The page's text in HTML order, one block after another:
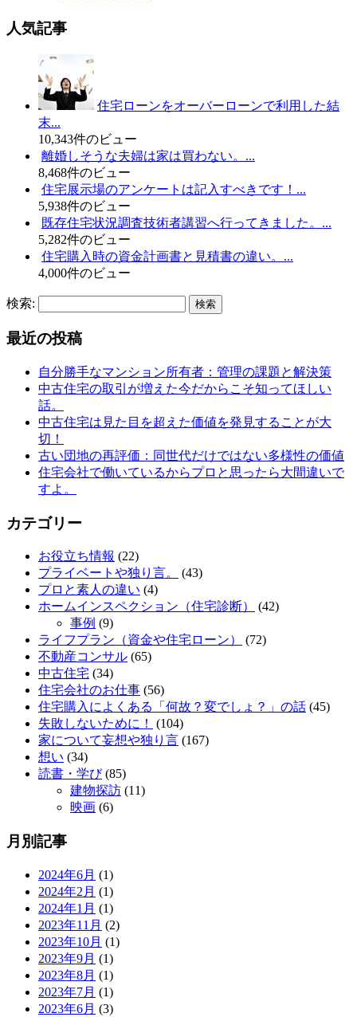
人気記事
住宅ローンをオーバーローンで利用した結
末...
10,343件のビュー
離婚しそうな夫婦は家は買わない。...
8,468件のビュー
住宅展示場のアンケートは記入すべきです！...
5,938件のビュー
既存住宅状況調査技術者講習へ行ってきました。...
5,282件のビュー
住宅購入時の資金計画書と見積書の違い。...
4,000件のビュー
検索:
最近の投稿
自分勝手なマンション所有者：管理の課題と解決策
中古住宅の取引が増えた今だからこそ知ってほしい
話。
中古住宅は見た目を超えた価値を発見することが大
切！
古い団地の再評価：同世代だけではない多様性の価値
住宅会社で働いているからプロと思ったら大間違いで
すよ。
カテゴリー
お役立ち情報 (22)
プライベートや独り言。
(43)
プロと素人の違い (4)
ホームインスペクション（住宅診断）
(42)
事例 (9)
ライフプラン（資金や住宅ローン）
(72)
不動産コンサル (65)
中古住宅 (34)
住宅会社のお仕事 (56)
住宅購入によくある「何故？変でしょ？」の話 (45)
失敗しないために！
(104)
家について妄想や独り言 (167)
想い (34)
読書・学び(85)
建物探訪 (11)
映画 (6)
月別記事
2024年6月 (1)
2024年2月 (1)
2024年1月 (1)
2023年11月 (2)
2023年10月 (1)
2023年9月 (1)
2023年8月 (1)
2023年7月 (1)
2023年6月 (3)